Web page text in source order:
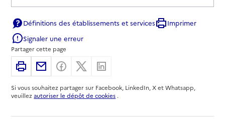
Définitions des établissements et services
Imprimer
Signaler une erreur
Partager cette page
ImprimerPartager par email
Partager sur Facebook
Partager sur X
Si vous souhaitez partager sur Facebook, LinkedIn, X et Whatsapp,
veuillezautoriser le dépôt de cookies .